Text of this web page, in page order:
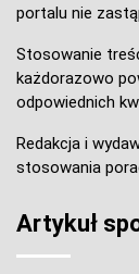
portalu nie
Stosowanie
każdorazowo
odpowiednich
Redakcja i
stosowania
Artykuł